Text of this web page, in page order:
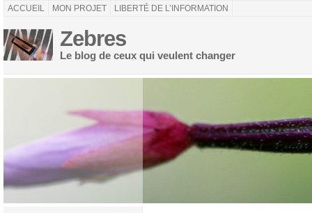
ACCUEIL MON PROJET LIBERTÉ DE L’INFORMATION
Zebres
Le blog de ceux qui veulent changer